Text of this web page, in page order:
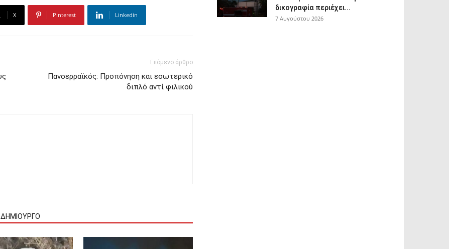
X Pinterest Linkedin
Επόμενο άρθρο
Πανσερραϊκός: Προπόνηση και εσωτερικό
διπλό αντί φιλικού
δικογραφία περιέχει...
7 Αυγούστου 2026